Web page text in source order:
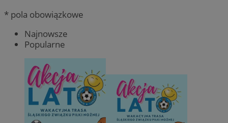
* pola obowiązkowe
Najnowsze
Popularne